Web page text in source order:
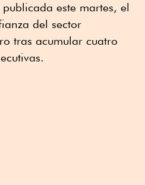
este martes, el
del sector
tras acumular cuatro